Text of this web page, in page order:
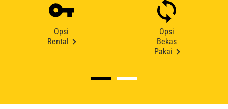
Opsi
Rental
Opsi
Bekas
Pakai